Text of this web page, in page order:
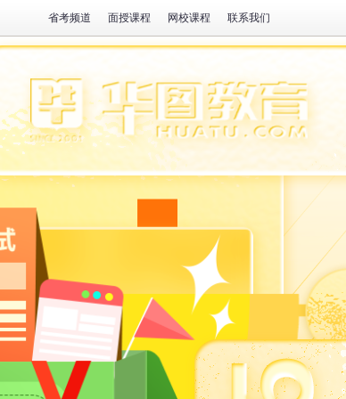
省考频道 面授课程 网校课程 联系我们